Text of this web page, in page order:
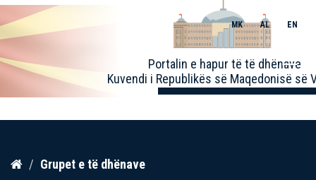
Kalo
Portalin e hapur të të dhënave
Kuvendi i Republikës së Maqedonisë së
MK AL EN
Toggle
Grupet e të dhënave